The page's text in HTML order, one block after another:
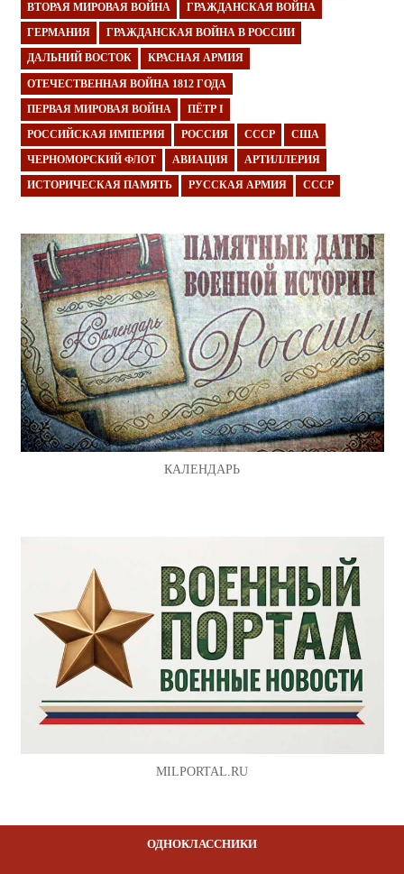
ВТОРАЯ МИРОВАЯ ВОЙНА ГРАЖДАНСКАЯ ВОЙНА
ГЕРМАНИЯ ГРАЖДАНСКАЯ ВОЙНА В РОССИИ
ДАЛЬНИЙ ВОСТОК КРАСНАЯ АРМИЯ
ОТЕЧЕСТВЕННАЯ ВОЙНА 1812 ГОДА
ПЕРВАЯ МИРОВАЯ ВОЙНА ПЁТР I
РОССИЙСКАЯ ИМПЕРИЯ РОССИЯ СССР США
ЧЕРНОМОРСКИЙ ФЛОТ АВИАЦИЯ АРТИЛЛЕРИЯ
ИСТОРИЧЕСКАЯ ПАМЯТЬ РУССКАЯ АРМИЯ СССР
КАЛЕНДАРЬ
MILPORTAL.RU
ОДНОКЛАССНИКИ